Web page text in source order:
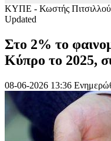
ΚΥΠΕ - Κωστής
Updated
Στο 2% το
Κύπρο το 2025,
08-06-2026 13:36